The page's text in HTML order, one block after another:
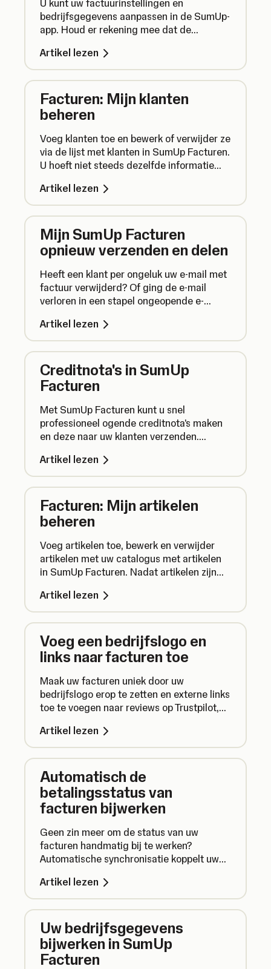
U kunt uw factuurinstellingen en
bedrijfsgegevens aanpassen in de SumUp-
app. Houd er rekening mee dat de
wijzigen als u de gegevens op de facturen
wijzigt.
Artikel lezen
Facturen: Mijn klanten
beheren
Voeg klanten toe en bewerk of verwijder ze
via de lijst met klanten in SumUp Facturen.
U hoeft niet steeds dezelfde informatie
op om de afzonderlijke
factuurgeschiedenissen en openstaande
saldi allemaal op één plek bij te houden.
Artikel lezen
Mijn SumUp Facturen
opnieuw verzenden en delen
Heeft een klant per ongeluk uw e-mail met
factuur verwijderd? Of ging de e-mail
verloren in een stapel ongeopende e-
een paar klikken een SumUp-factuur
opnieuw verzenden. Via de SumUp-app
kunt u facturen ook eenvoudig als PDF-
bestand delen.
Artikel lezen
Creditnota's in SumUp
Facturen
Met SumUp Facturen kunt u snel
professioneel ogende creditnota's maken
en deze naar uw klanten verzenden.
verkoop geheel of gedeeltelijk te
annuleren wanneer er sprake is van een
terugbetaling, factuurfout, beschadigde
artikelen of andere gespecificeerde
omstandigheden.
Artikel lezen
Facturen: Mijn artikelen
beheren
Voeg artikelen toe, bewerk en verwijder
artikelen met uw catalogus met artikelen
in SumUp Facturen. Nadat artikelen zijn
gemakkelijk worden toegevoegd aan
facturen. U hoeft dus nooit meer twee keer
dezelfde gegevens in te voeren.
Artikel lezen
Voeg een bedrijfslogo en
links naar facturen toe
Maak uw facturen uniek door uw
bedrijfslogo erop te zetten en externe links
toe te voegen naar reviews op Trustpilot,
Artikel lezen
Automatisch de
betalingsstatus van
facturen bijwerken
Geen zin meer om de status van uw
facturen handmatig bij te werken?
Automatische synchronisatie koppelt uw
Bedrijfsrekening om ervoor te zorgen dat
facturen die per bankoverschrijving
worden betaald, automatisch gemarkeerd
worden als 'betaald'.
Artikel lezen
Uw bedrijfsgegevens
bijwerken in SumUp
Facturen